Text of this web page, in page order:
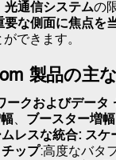
光通信システムの
な側面に焦点を
できます。
製品の主
ークおよびデータ
、 ブースター増幅
レスな統合: スケ
ップ:高度なバタ